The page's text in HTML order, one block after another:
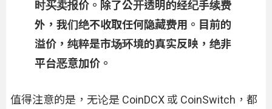
时买卖报价。除了公开透明的经纪手续费
外，我们绝不收取任何隐藏费用。目前的
溢价，纯粹是市场环境的真实反映，绝非
平台恶意加价。
值得注意的是，无论是 CoinDCX 或 CoinSwitch，都